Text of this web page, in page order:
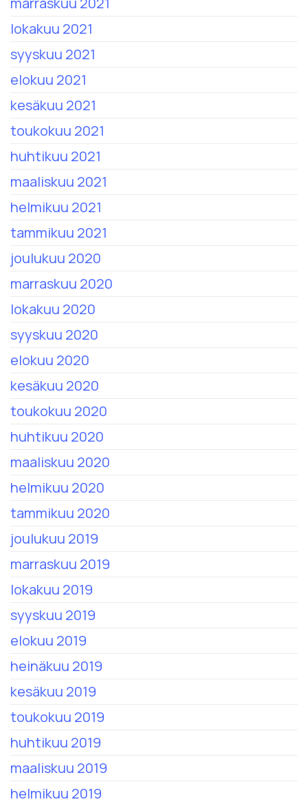
lokakuu 2021
syyskuu 2021
elokuu 2021
kesäkuu 2021
toukokuu 2021
huhtikuu 2021
maaliskuu 2021
helmikuu 2021
tammikuu 2021
joulukuu 2020
marraskuu 2020
lokakuu 2020
syyskuu 2020
elokuu 2020
kesäkuu 2020
toukokuu 2020
huhtikuu 2020
maaliskuu 2020
helmikuu 2020
tammikuu 2020
joulukuu 2019
marraskuu 2019
lokakuu 2019
syyskuu 2019
elokuu 2019
heinäkuu 2019
kesäkuu 2019
toukokuu 2019
huhtikuu 2019
maaliskuu 2019
helmikuu 2019